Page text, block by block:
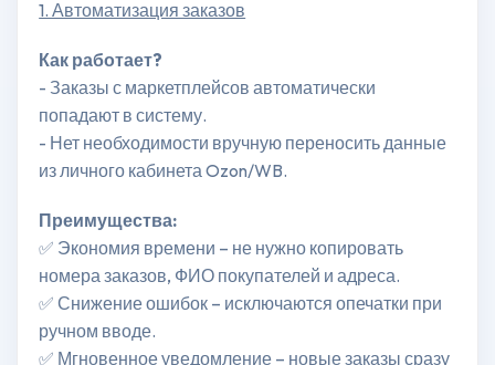
1. Автоматизация заказов
Как работает?
- Заказы с маркетплейсов автоматически
попадают в систему.
- Нет необходимости вручную переносить данные
из личного кабинета Ozon/WB.
Преимущества:
✅ Экономия времени – не нужно копировать
номера заказов, ФИО покупателей и адреса.
✅ Снижение ошибок – исключаются опечатки при
ручном вводе.
✅ Мгновенное уведомление – новые заказы сразу